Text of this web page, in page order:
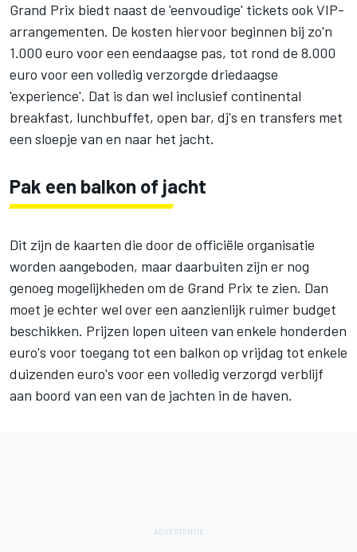
Grand Prix biedt naast de 'eenvoudige' tickets ook VIP-
arrangementen. De kosten hiervoor beginnen bij zo'n
1.000 euro voor een eendaagse pas, tot rond de 8.000
euro voor een volledig verzorgde driedaagse
'experience'. Dat is dan wel inclusief continental
breakfast, lunchbuffet, open bar, dj's en transfers met
een sloepje van en naar het jacht.
Pak een balkon of jacht
Dit zijn de kaarten die door de officiële organisatie
worden aangeboden, maar daarbuiten zijn er nog
genoeg mogelijkheden om de Grand Prix te zien. Dan
moet je echter wel over een aanzienlijk ruimer budget
beschikken. Prijzen lopen uiteen van enkele honderden
euro's voor toegang tot een balkon op vrijdag tot enkele
duizenden euro's voor een volledig verzorgd verblijf
aan boord van een van de jachten in de haven.